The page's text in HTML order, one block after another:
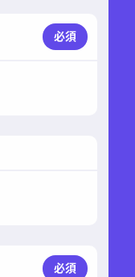
必須
必須